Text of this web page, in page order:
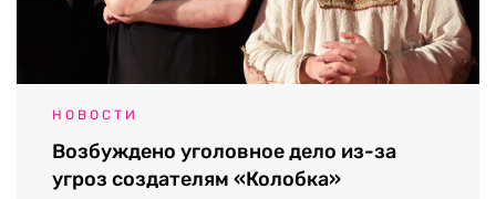
НОВОСТИ
Возбуждено уголовное дело из-за
угроз создателям «Колобка»